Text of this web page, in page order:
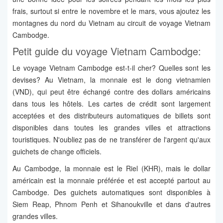
frais, surtout si entre le novembre et le mars, vous ajoutez les
montagnes du nord du Vietnam au circuit de voyage Vietnam
Cambodge.
Petit guide du voyage Vietnam Cambodge:
Le voyage Vietnam Cambodge est-t-il cher? Quelles sont les
devises? Au Vietnam, la monnaie est le dong vietnamien
(VND), qui peut être échangé contre des dollars américains
dans tous les hôtels. Les cartes de crédit sont largement
acceptées et des distributeurs automatiques de billets sont
disponibles dans toutes les grandes villes et attractions
touristiques. N'oubliez pas de ne transférer de l'argent qu'aux
guichets de change officiels.
Au Cambodge, la monnaie est le Riel (KHR), mais le dollar
américain est la monnaie préférée et est accepté partout au
Cambodge. Des guichets automatiques sont disponibles à
Siem Reap, Phnom Penh et Sihanoukville et dans d'autres
grandes villes.